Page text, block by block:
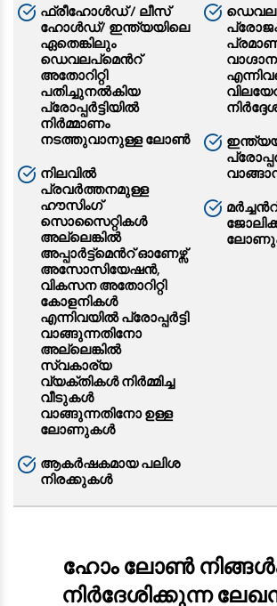
ഫ്രീഹോള്‍ഡ് / ലീസ്
ഹോള്‍ഡ്‌/ ഇന്ത്യയിലെ
ഏതെങ്കിലും
ഡെവലപ്മെന്‍റ്
അതോറിറ്റി
പതിച്ചുനല്‍കിയ
പ്രോപ്പർട്ടിയിൽ
നിര്‍മ്മാണം
നടത്തുവാനുള്ള ലോൺ
നിലവില്‍
പ്രവര്‍ത്തനമുള്ള
ഹൗസിംഗ്
സൊസൈറ്റികള്‍
അല്ലെങ്കില്‍
അപ്പാര്‍ട്ട്മെന്‍റ് ഓണേഴ്സ്
അസോസിയേഷന്‍,
വികസന അതോറിറ്റി
കോളനികള്‍
എന്നിവയിൽ പ്രോപ്പർട്ടി
വാങ്ങുന്നതിനോ
അല്ലെങ്കിൽ
സ്വകാര്യ
വ്യക്തികള്‍ നിര്‍മ്മിച്ച
വീടുകള്‍
വാങ്ങുന്നതിനോ ഉള്ള
ലോണുകൾ
ആകർഷകമായ പലിശ
നിരക്കുകൾ
ഹോം ലോൺ
നിർദേശിക്കുന്ന